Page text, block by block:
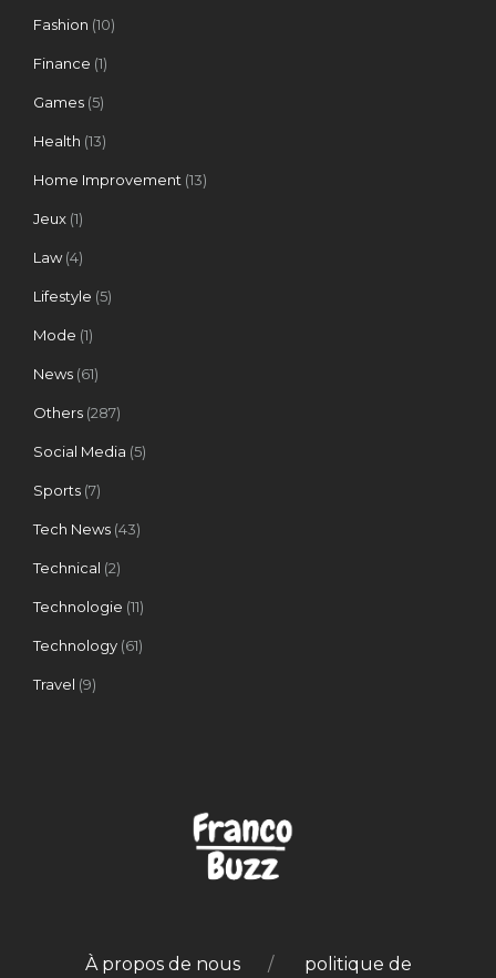
Fashion (10)
Finance (1)
Games (5)
Health (13)
Home Improvement (13)
Jeux (1)
Law(4)
Lifestyle (5)
Mode (1)
News (61)
Others (287)
Social Media (5)
Sports (7)
Tech News (43)
Technical (2)
Technologie (11)
Technology (61)
Travel (9)
À propos de nous politique de